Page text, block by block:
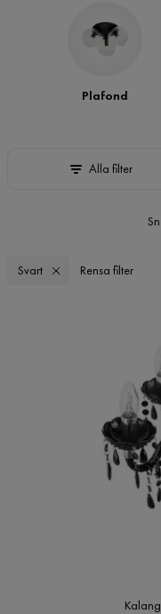
Plafond
Alla filter
Svart Rensa filter